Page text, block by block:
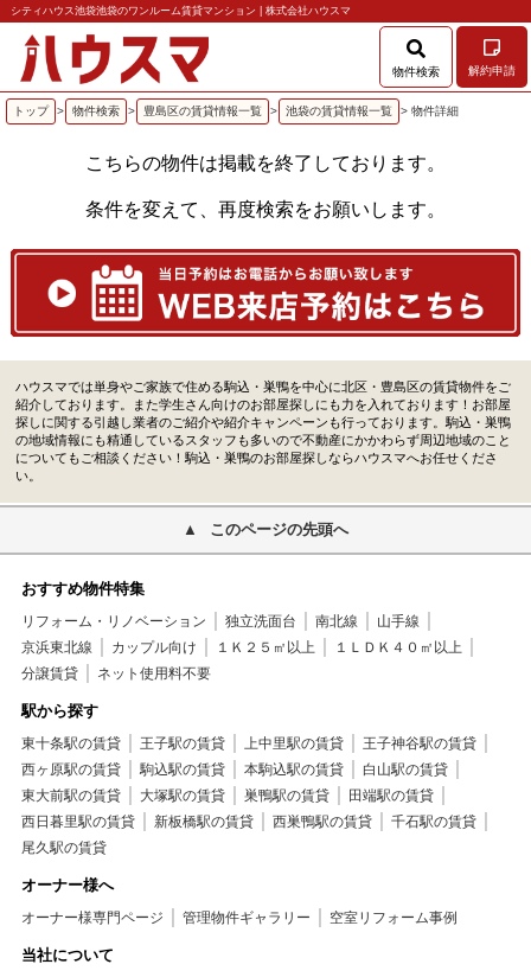
シティハウス池袋池袋のワンルーム賃貸マンション | 株式会社ハウスマ
物件検索 解約申請
トップ > 物件検索 > 豊島区の賃貸情報一覧 > 池袋の賃貸情報一覧 > 物件詳細
こちらの物件は掲載を終了しております。
条件を変えて、再度検索をお願いします。
ハウスマでは単身やご家族で住める駒込・巣鴨を中心に北区・豊島区の賃貸物件をご
紹介しております。また学生さん向けのお部屋探しにも力を入れております！お部屋
探しに関する引越し業者のご紹介や紹介キャンペーンも行っております。駒込・巣鴨
の地域情報にも精通しているスタッフも多いので不動産にかかわらず周辺地域のこと
についてもご相談ください！駒込・巣鴨のお部屋探しならハウスマへお任せくださ
い。
このページの先頭へ
おすすめ物件特集
リフォーム・リノベーション 独立洗面台 南北線
山手線
京浜東北線
カップル向け １Ｋ２５㎡以上
１ＬＤＫ４０㎡以上
分譲賃貸
ネット使用料不要
駅から探す
東十条駅の賃貸 王子駅の賃貸 上中里駅の賃貸
王子神谷駅の賃貸
西ヶ原駅の賃貸
駒込駅の賃貸 本駒込駅の賃貸
白山駅の賃貸
東大前駅の賃貸
大塚駅の賃貸 巣鴨駅の賃貸
田端駅の賃貸
西日暮里駅の賃貸
新板橋駅の賃貸 西巣鴨駅の賃貸
千石駅の賃貸
尾久駅の賃貸
オーナー様へ
オーナー様専門ページ 管理物件ギャラリー 空室リフォーム事例
当社について